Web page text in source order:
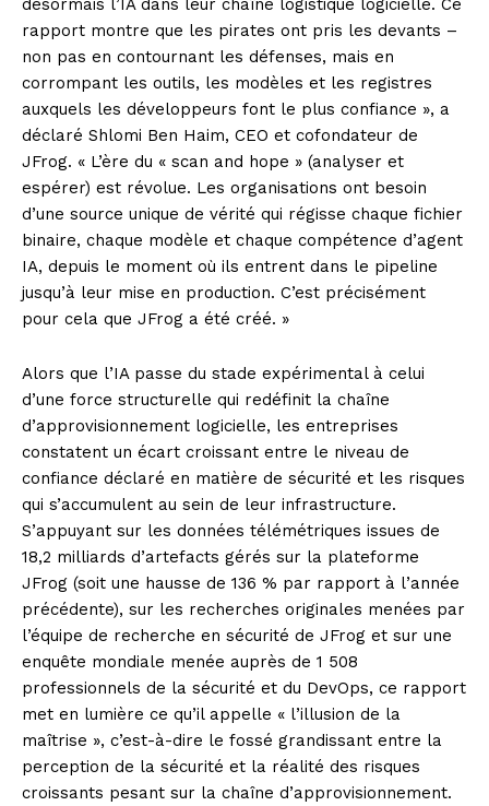
désormais l’IA dans leur chaîne logistique logicielle. Ce
rapport montre que les pirates ont pris les devants –
non pas en contournant les défenses, mais en
corrompant les outils, les modèles et les registres
auxquels les développeurs font le plus confiance », a
déclaré Shlomi Ben Haim, CEO et cofondateur de
JFrog. « L’ère du « scan and hope » (analyser et
espérer) est révolue. Les organisations ont besoin
d’une source unique de vérité qui régisse chaque fichier
binaire, chaque modèle et chaque compétence d’agent
IA, depuis le moment où ils entrent dans le pipeline
jusqu’à leur mise en production. C’est précisément
pour cela que JFrog a été créé. »
Alors que l’IA passe du stade expérimental à celui
d’une force structurelle qui redéfinit la chaîne
d’approvisionnement logicielle, les entreprises
constatent un écart croissant entre le niveau de
confiance déclaré en matière de sécurité et les risques
qui s’accumulent au sein de leur infrastructure.
S’appuyant sur les données télémétriques issues de
18,2 milliards d’artefacts gérés sur la plateforme
JFrog (soit une hausse de 136 % par rapport à l’année
précédente), sur les recherches originales menées par
l’équipe de recherche en sécurité de JFrog et sur une
enquête mondiale menée auprès de 1 508
professionnels de la sécurité et du DevOps, ce rapport
met en lumière ce qu’il appelle « l’illusion de la
maîtrise », c’est-à-dire le fossé grandissant entre la
perception de la sécurité et la réalité des risques
croissants pesant sur la chaîne d’approvisionnement.